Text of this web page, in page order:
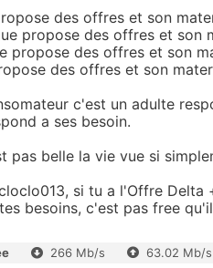
des offres et son
propose des offres et son
propose des offres et son
des offres et son
c'est un adulte
a ses besoin.
pas belle la vie vue si
si tu a l'Offre
besoins, c'est pas free
266 Mb/s 63.02 Mb/s